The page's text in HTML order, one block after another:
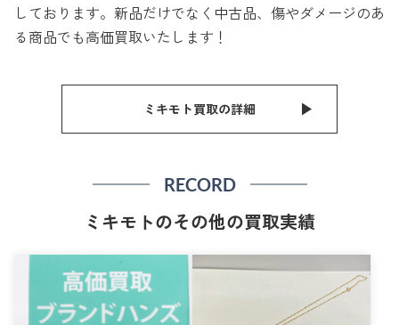
しております。新品だけでなく中古品、傷やダメージのあ
る商品でも高価買取いたします！
ミキモト買取の詳細
RECORD
ミキモトのその他の買取実績